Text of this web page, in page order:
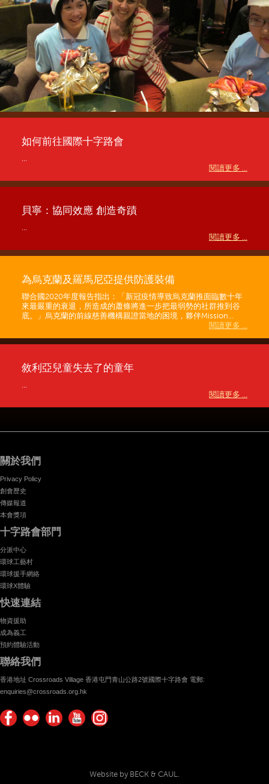
如何前往國際十字路會
閱讀更多 ...
貝寧：協同效應 創造奇蹟
閱讀更多 ...
為烏克蘭及羅馬尼亞提供防護裝備
聯合國2020年度報告指出：「新冠疫情導致烏克蘭推面臨數十年
來最嚴重的衰退，所造成的蕭條將進一步把最弱勢的社群推到谷
底。」烏克蘭的前線慈善機構親證當地的困境，夥伴Mission...
閱讀更多 ...
敘利亞兒童失去了的童年
閱讀更多 ...
關於我們
Privacy Policy
創會歷史
傳媒報道
本會獎項
十字路會部門
分派中心
環球工藝村
環球援手網絡
環球X體驗
快速連結
物資援助
成為義工
預約體驗活動
聯絡我們
香港地址 Crossroads Village 香港屯門青山公路2號國際十字路會 電郵:
enquiries@crossroads.org.hk
Website by BECK & CAUL.